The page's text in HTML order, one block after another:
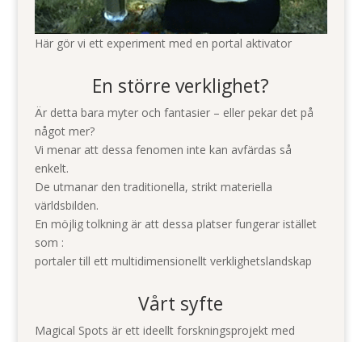
Här gör vi ett experiment med en portal aktivator
En större verklighet?
Är detta bara myter och fantasier – eller pekar det på
något mer?
Vi menar att dessa fenomen inte kan avfärdas så
enkelt.
De utmanar den traditionella, strikt materiella
världsbilden.
En möjlig tolkning är att dessa platser fungerar istället
som :
portaler till ett multidimensionellt verklighetslandskap
Vårt syfte
Magical Spots är ett ideellt forskningsprojekt med